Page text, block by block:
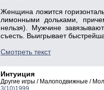
Женщина ложится
лимонными дольками,
нельзя). Мужчине
съесть. Выигрывает
Смотреть текст
Интуиция
Другие игры / Малоподвижные /
3(10)1999